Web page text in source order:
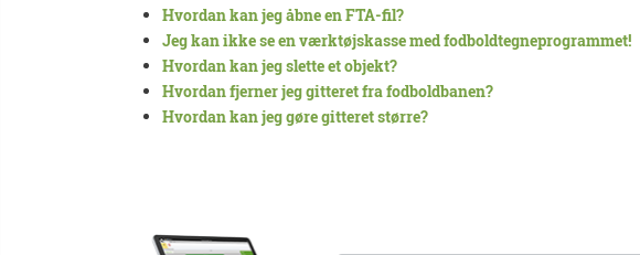
Hvordan kan jeg åbne en FTA-fil?
Jeg kan ikke se en værktøjskasse med fodboldtegneprogrammet!
Hvordan kan jeg slette et objekt?
Hvordan fjerner jeg gitteret fra fodboldbanen?
Hvordan kan jeg gøre gitteret større?